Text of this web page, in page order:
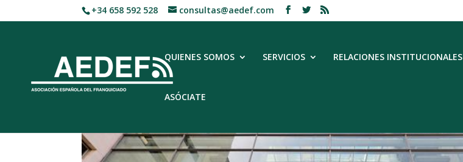
+34 658 592 528 consultas@aedef.com
QUIENES SOMOS SERVICIOS RELACIONES INSTITUCIONALES
ASÓCIATE